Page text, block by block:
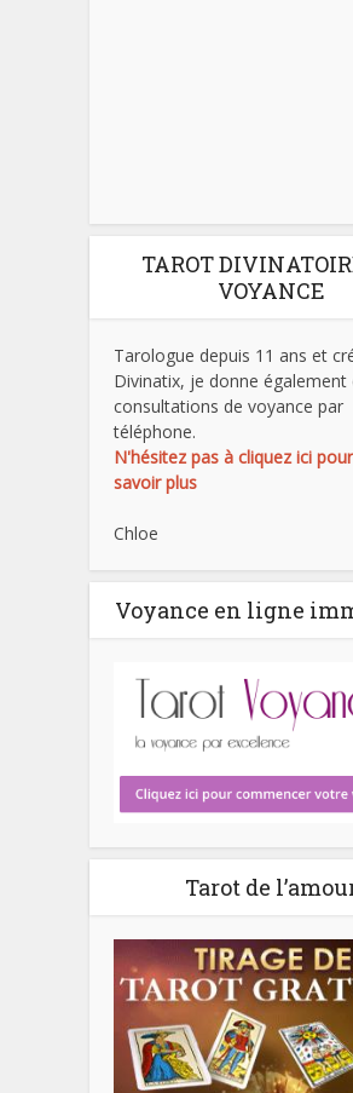
TAROT
VOYANCE
Tarologue depuis 11 ans et
Divinatix, je donne également
consultations de voyance par
téléphone.
N'hésitez pas à cliquez ici
savoir plus
Chloe
Voyance en ligne
Tarot de